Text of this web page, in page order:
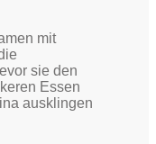
mit
sie den
Essen
ausklingen